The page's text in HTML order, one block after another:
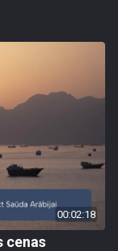
00:02:18
cenas